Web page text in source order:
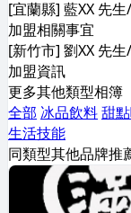
[宜蘭縣] 藍XX 先
加盟相關事宜
[新竹市] 劉XX 先
加盟資訊
更多其他類型相簿
全部 冰品飲料甜
生活技能
同類型其他品牌推